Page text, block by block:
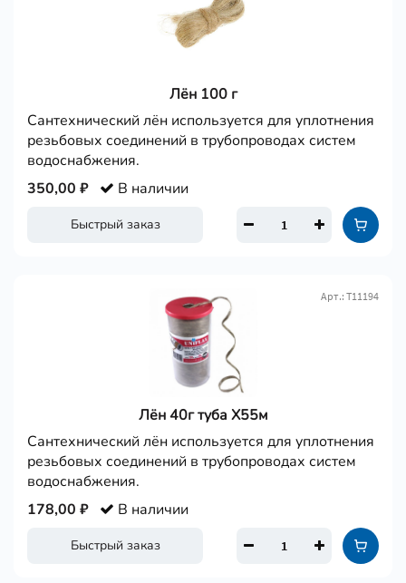
Лён 100 г
Сантехнический лён используется для уплотнения
резьбовых соединений в трубопроводах систем
водоснабжения.
Быстрый заказ
350,00 ₽ В наличии
Лён 40г туба Х55м
Арт.: Т11194
Сантехнический лён используется для уплотнения
резьбовых соединений в трубопроводах систем
водоснабжения.
Быстрый заказ
178,00 ₽ В наличии